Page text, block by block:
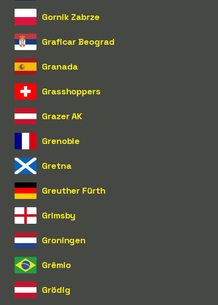
Gornik Zabrze
Graficar Beograd
Granada
Grasshoppers
Grazer AK
Grenoble
Gretna
Greuther Fürth
Grimsby
Groningen
Grêmio
Grödig